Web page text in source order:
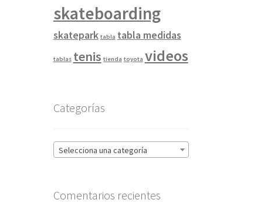
skateboarding
skatepark tabla tabla medidas
tablas tenis tienda toyota videos
Categorías
Selecciona una categoría
Comentarios recientes